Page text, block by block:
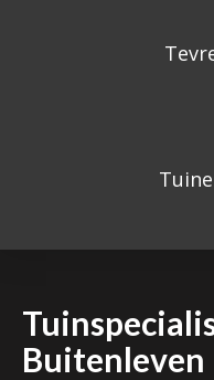
Buitenleven